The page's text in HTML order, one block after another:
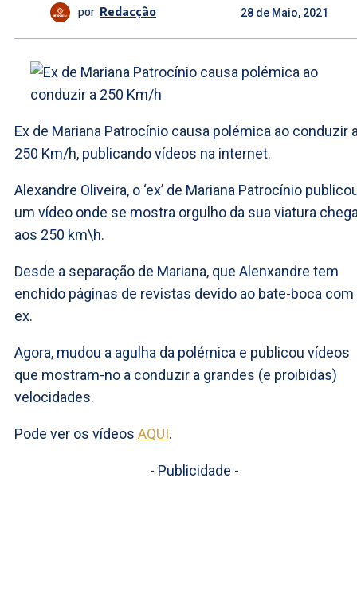
por Redacção 28 de Maio, 2021
Ex de Mariana Patrocínio causa polémica ao conduzir
250 Km/h, publicando vídeos na internet.
Alexandre Oliveira, o ‘ex’ de Mariana Patrocínio
um vídeo onde se mostra orgulho da sua viatura
aos 250 km\h.
Desde a separação de Mariana, que Alenxandre tem
enchido páginas de revistas devido ao bate-boca com
ex.
Agora, mudou a agulha da polémica e publicou vídeos
que mostram-no a conduzir a grandes (e proibidas)
velocidades.
Pode ver os vídeos AQUI.
- Publicidade -